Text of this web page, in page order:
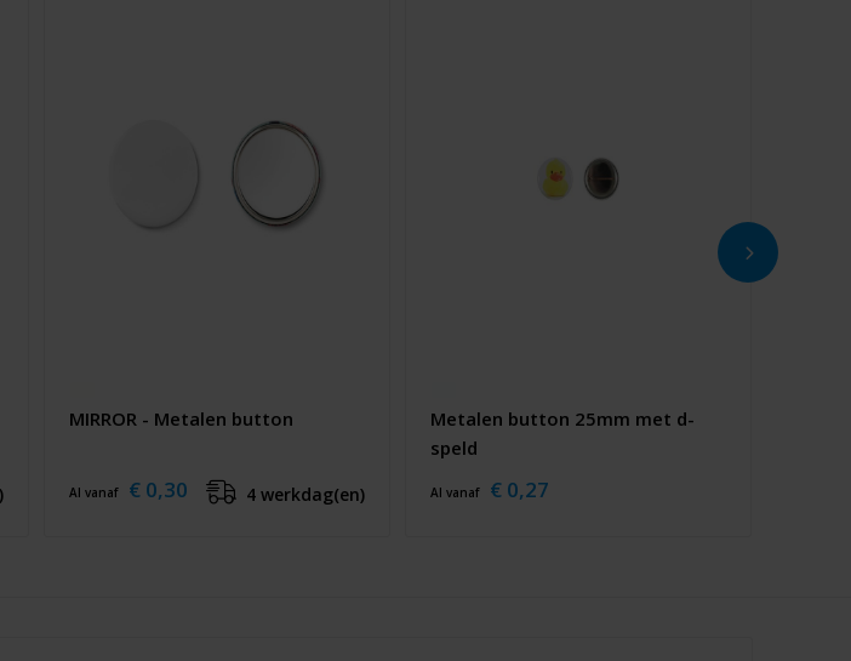
MIRROR - Metalen button
Al vanaf € 0,30 4 werkdag(en)
Metalen button 25mm met d-
speld
Al vanaf € 0,27